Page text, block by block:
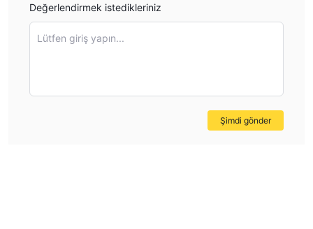
Değerlendirmek istedikleriniz
Lütfen giriş yapın...
Şimdi gönder